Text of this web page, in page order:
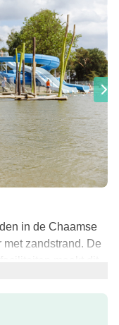
in de Chaamse
zandstrand. De
gezinsvakantie